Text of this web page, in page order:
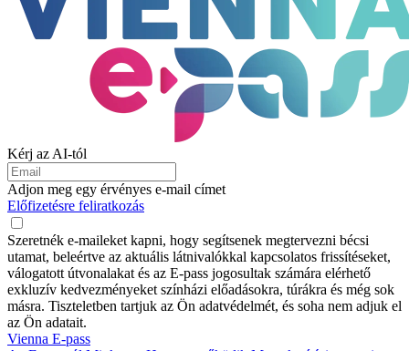
Kérj az AI-tól
Adjon meg egy érvényes e-mail címet
Előfizetésre feliratkozás
Szeretnék e-maileket kapni, hogy segítsenek megtervezni bécsi
utamat, beleértve az aktuális látnivalókkal kapcsolatos frissítéseket,
válogatott útvonalakat és az E-pass jogosultak számára elérhető
exkluzív kedvezményeket színházi előadásokra, túrákra és még sok
másra. Tiszteletben tartjuk az Ön adatvédelmét, és soha nem adjuk el
az Ön adatait.
Vienna E-pass